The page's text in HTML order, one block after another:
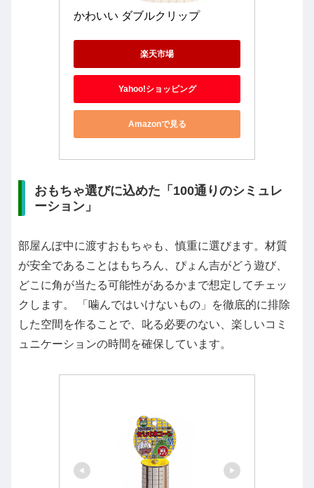
かわいい ダブルクリップ
楽天市場
Yahoo!ショッピング
Amazonで見る
おもちゃ選びに込めた「100通りのシミュレ
ーション」
部屋んぽ中に渡すおもちゃも、慎重に選びます。材質
が安全であることはもちろん、ぴょん吉がどう遊び、
どこに角が当たる可能性があるかまで想定してチェッ
クします。 「噛んではいけないもの」を徹底的に排除
した空間を作ることで、叱る必要のない、楽しいコミ
ュニケーションの時間を確保しています。